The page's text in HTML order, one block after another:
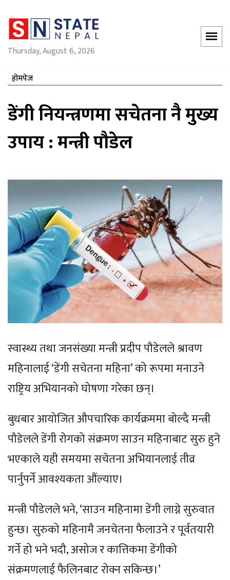
Thursday, August 6, 2026
होमपेज
डेंगी नियन्त्रणमा सचेतना नै मुख्य
उपाय : मन्त्री पौडेल
स्वास्थ्य तथा जनसंख्या मन्त्री प्रदीप पौडेलले श्रावण
महिनालाई ‘डेंगी सचेतना महिना’ को रूपमा मनाउने
राष्ट्रिय अभियानको घोषणा गरेका छन्।
बुधबार आयोजित औपचारिक कार्यक्रममा बोल्दै मन्त्री
पौडेलले डेंगी रोगको संक्रमण साउन महिनाबाट सुरु हुने
भएकाले यही समयमा सचेतना अभियानलाई तीव्र
पार्नुपर्ने आवश्यकता औंल्याए।
मन्त्री पौडेलले भने, ‘साउन महिनामा डेंगी लाग्ने सुरुवात
हुन्छ। सुरुको महिनामै जनचेतना फैलाउने र पूर्वतयारी
गर्ने हो भने भदौ, असोज र कात्तिकमा डेंगीको
संक्रमणलाई फैलिनबाट रोक्न सकिन्छ।’